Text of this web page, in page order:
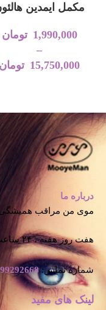
مکمل ایمدین
1,990,000 تومان
–
15,750,000 تومان
درباره ما
موی من مراقب
هفت روز هفته ، ۲۴ ساعت شبانه‌روز پاسخگوی شما هستیم
شماره تماس:
لینک های مفید